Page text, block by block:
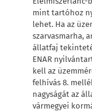
mint tartóhoz
lehet. Ha az
szarvasmarha,
állatfaj
ENAR
kell az
felhívás 8.
nagyságát az
vármegyei